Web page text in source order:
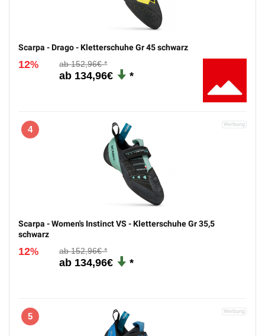
Scarpa - Drago - Kletterschuhe Gr 45 schwarz
12% 152,96€
134,96€
4
Scarpa - Women's Instinct VS - Kletterschuhe Gr 35,5
schwarz
12% 152,96€
134,96€
5